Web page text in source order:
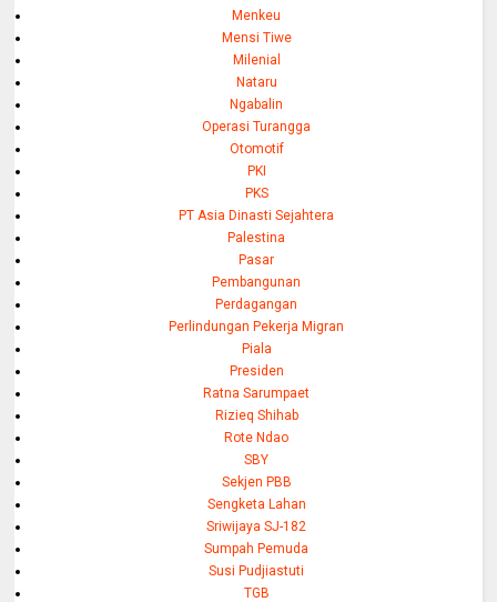
Menkeu
Mensi Tiwe
Milenial
Nataru
Ngabalin
Operasi Turangga
Otomotif
PKI
PKS
PT Asia Dinasti Sejahtera
Palestina
Pasar
Pembangunan
Perdagangan
Perlindungan Pekerja Migran
Piala
Presiden
Ratna Sarumpaet
Rizieq Shihab
Rote Ndao
SBY
Sekjen PBB
Sengketa Lahan
Sriwijaya SJ-182
Sumpah Pemuda
Susi Pudjiastuti
TGB